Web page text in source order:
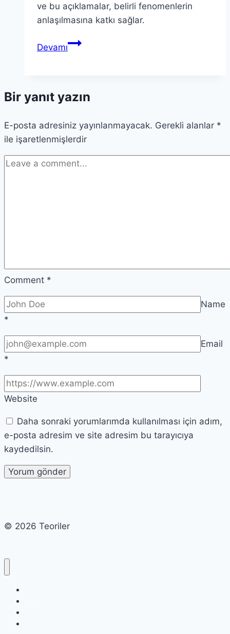
ve bu açıklamalar, belirli fenomenlerin
anlaşılmasına katkı sağlar.
DevamıTeori:
Gelişimi
Bir yanıt yazın
E-posta adresiniz yayınlanmayacak. Gerekli alanlar *
ile işaretlenmişlerdir
Comment *
Name
*
Email
*
Website
Daha sonraki yorumlarımda kullanılması için adım,
e-posta adresim ve site adresim bu tarayıcıya
kaydedilsin.
© 2026 Teoriler